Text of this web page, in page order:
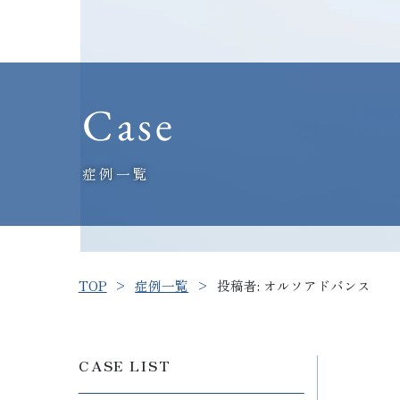
Case
症例一覧
TOP 症例一覧 投稿者: オルソアドバンス
CASE LIST